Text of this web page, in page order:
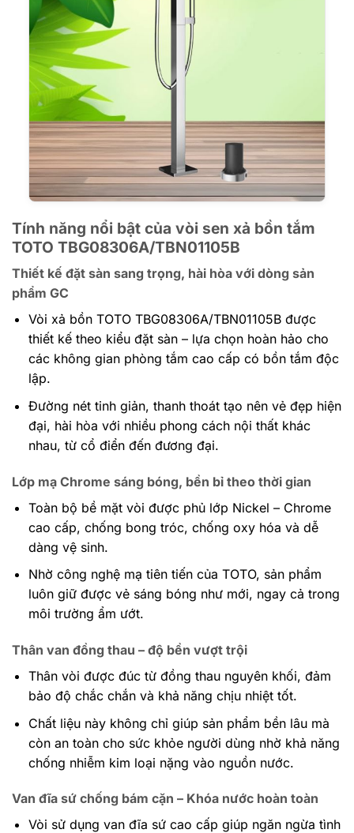
Tính năng nổi bật của vòi sen xả bồn tắm
TOTO TBG08306A/TBN01105B
Thiết kế đặt sàn sang trọng, hài hòa với dòng sản
phẩm GC
Vòi xả bồn TOTO TBG08306A/TBN01105B được
thiết kế theo kiểu đặt sàn – lựa chọn hoàn hảo cho
các không gian phòng tắm cao cấp có bồn tắm độc
lập.
Đường nét tinh giản, thanh thoát tạo nên vẻ đẹp hiện
đại, hài hòa với nhiều phong cách nội thất khác
nhau, từ cổ điển đến đương đại.
Lớp mạ Chrome sáng bóng, bền bỉ theo thời gian
Toàn bộ bề mặt vòi được phủ lớp Nickel – Chrome
cao cấp, chống bong tróc, chống oxy hóa và dễ
dàng vệ sinh.
Nhờ công nghệ mạ tiên tiến của TOTO, sản phẩm
luôn giữ được vẻ sáng bóng như mới, ngay cả trong
môi trường ẩm ướt.
Thân van đồng thau – độ bền vượt trội
Thân vòi được đúc từ đồng thau nguyên khối, đảm
bảo độ chắc chắn và khả năng chịu nhiệt tốt.
Chất liệu này không chỉ giúp sản phẩm bền lâu mà
còn an toàn cho sức khỏe người dùng nhờ khả năng
chống nhiễm kim loại nặng vào nguồn nước.
Van đĩa sứ chống bám cặn – Khóa nước hoàn toàn
Vòi sử dụng van đĩa sứ cao cấp giúp ngăn ngừa tình